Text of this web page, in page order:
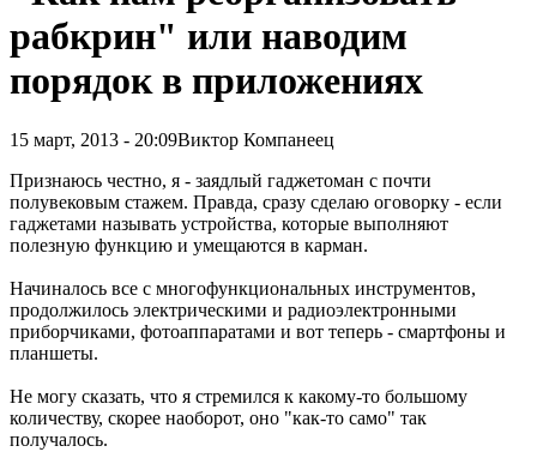
рабкрин" или наводим
порядок в приложениях
15 март, 2013 - 20:09Виктор Компанеец
Признаюсь честно, я - заядлый гаджетоман с почти
полувековым стажем. Правда, сразу сделаю оговорку - если
гаджетами называть устройства, которые выполняют
полезную функцию и умещаются в карман.
Начиналось все с многофункциональных инструментов,
продолжилось электрическими и радиоэлектронными
приборчиками, фотоаппаратами и вот теперь - смартфоны и
планшеты.
Не могу сказать, что я стремился к какому-то большому
количеству, скорее наоборот, оно "как-то само" так
получалось.